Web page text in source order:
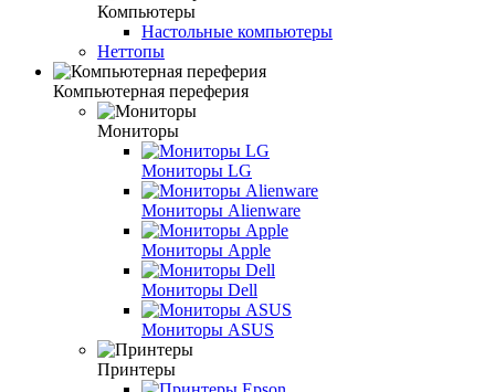
Компьютеры
Настольные компьютеры
Неттопы
Компьютерная переферия
Мониторы
Мониторы LG
Мониторы Alienware
Мониторы Apple
Мониторы Dell
Мониторы ASUS
Принтеры